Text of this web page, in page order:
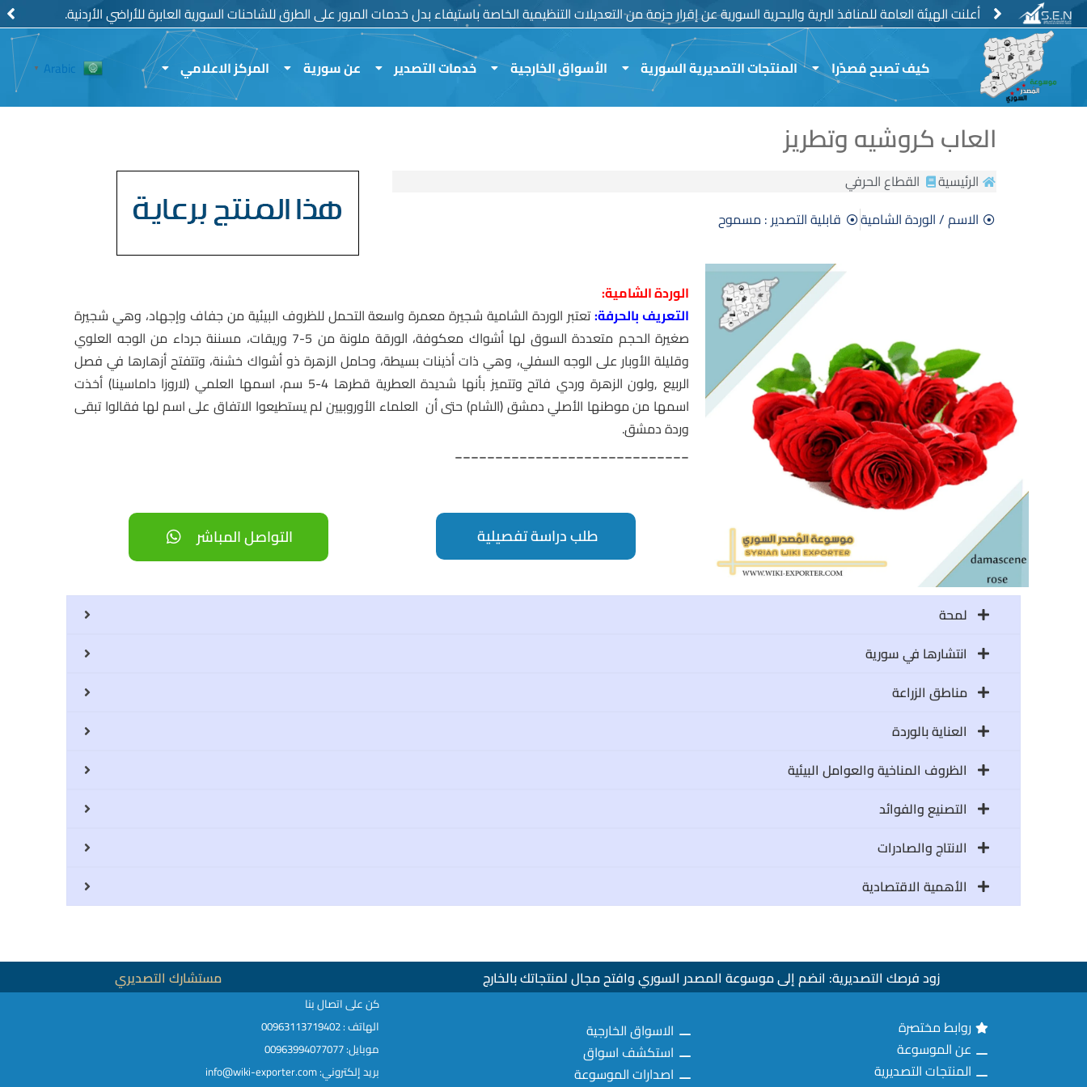
تخطي
إلى
المحتوى
أعلنت الهيئة العامة للمنافذ البرية والبحرية السورية عن إقرار حزمة من التعديلات التنظيمية الخاصة باستيفاء بدل خدمات المرور على الطرق للشاحنات السورية العابرة للأراضي الأردنية.
منع استيراد الفروج الحي والمجمد وبيض المائدة
كيف تصبح مُصدّرا المنتجات التصديرية السورية الأسواق الخارجية خدمات التصدير عن سورية المركز الاعلامي Arabic
▼
العاب كروشيه وتطريز
الرئيسية
القطاع الحرفي
الاسم / الوردة الشامية
قابلية التصدير : مسموح
الوردة الشامية:
التعريف بالحرفة:تعتبر الوردة الشامية شجيرة معمرة واسعة التحمل للظروف البيئية من جفاف وإجهاد، وهي شجيرة
صغيرة الحجم متعددة السوق لها أشواك معكوفة، الورقة ملونة من 5-7 وريقات، مسننة جرداء من الوجه العلوي
وقليلة الأوبار على الوجه السفلي، وهي ذات أذينات بسيطة، وحامل الزهرة ذو أشواك خشنة، وتتفتح أزهارها في فصل
الربيع ,ولون الزهرة وردي فاتح وتتميز بأنها شديدة العطرية قطرها 4-5 سم، اسمها العلمي (لاروزا داماسينا) أخذت
اسمها من موطنها الأصلي دمشق (الشام) حتى أن العلماء الأوروبيين لم يستطيعوا الاتفاق على اسم لها فقالوا تبقى
وردة دمشق.
_____________________________
طلب دراسة تفصيلية التواصل المباشر
لمحة
انتشارها في سورية
مناطق الزراعة
العناية بالوردة
الظروف المناخية والعوامل البيئية
التصنيع والفوائد
الانتاج والصادرات
الأهمية الاقتصادية
زود فرصك التصديرية: انضم إلى موسوعة المصدر السوري وافتح مجال لمنتجاتك بالخارج مستشارك التصديري
روابط مختصرة
عن الموسوعة
المنتجات التصديرية
الاسواق الخارجية
استكشف اسواق
اصدارات الموسوعة
كن على اتصال بنا
الهاتف : 00963113719402
موبايل: 00963994077077
بريد إلكتروني: info@wiki-exporter.com